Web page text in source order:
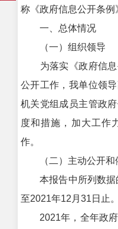
称《政府信息公开条例
一、总体情况
（一）组织领导
为落实《政府信息
公开工作，我单位领
机关党组成员主管政
度和措施，加大工作
作。
（二）主动公开和
本报告中所列数据
至2021年12月31日止。
2021年，全年政府